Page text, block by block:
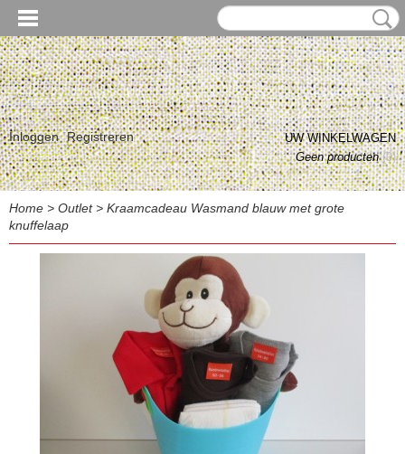
Inloggen Registreren
UW WINKELWAGEN
Geen producten(0)
Home > Outlet> Kraamcadeau Wasmand blauw met grote
knuffelaap